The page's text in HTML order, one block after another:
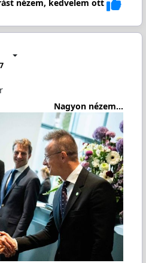
nézem, kedvelem ott
Nagyon nézem...